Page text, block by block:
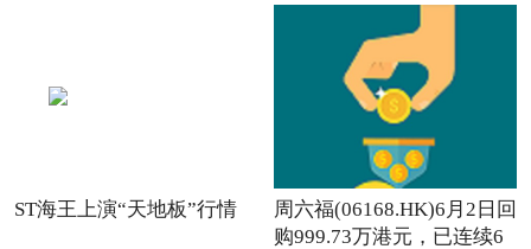
ST海王上演“天地板”行情
周六福(06168.HK)6月2日回
购999.73万港元，已连续6